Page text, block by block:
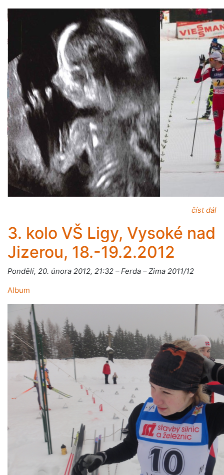
číst dál
3. kolo VŠ Ligy, Vysoké nad
Jizerou, 18.-19.2.2012
Pondělí, 20. února 2012, 21:32 – Ferda – Zima 2011/12
Album